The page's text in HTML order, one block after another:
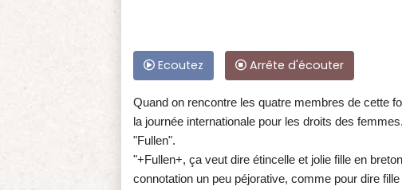
Ecoutez Arrête d'écouter
Quand on rencontre les quatre membres de cette
la journée internationale pour les droits des
"Fullen".
"+Fullen+, ça veut dire étincelle et jolie fille en
connotation un peu péjorative, comme pour dire